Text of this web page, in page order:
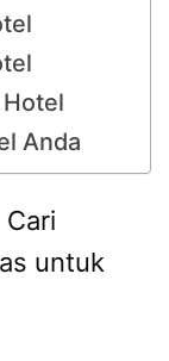
Anda
untuk